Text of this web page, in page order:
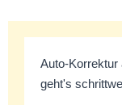
Auto-Korrektur
geht's